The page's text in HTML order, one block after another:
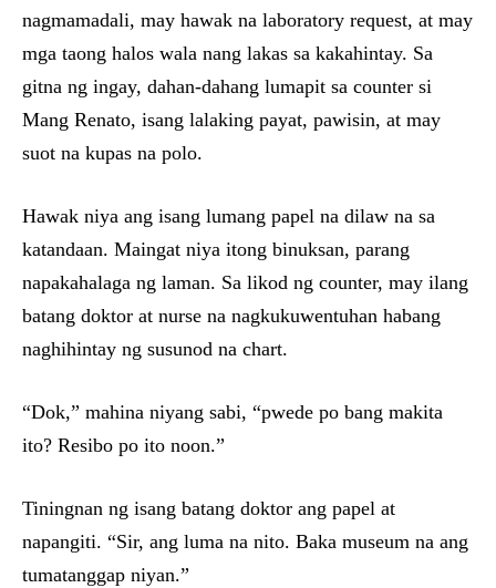
nagmamadali, may hawak na laboratory request, at may
mga taong halos wala nang lakas sa kakahintay. Sa
gitna ng ingay, dahan-dahang lumapit sa counter si
Mang Renato, isang lalaking payat, pawisin, at may
suot na kupas na polo.
Hawak niya ang isang lumang papel na dilaw na sa
katandaan. Maingat niya itong binuksan, parang
napakahalaga ng laman. Sa likod ng counter, may ilang
batang doktor at nurse na nagkukuwentuhan habang
naghihintay ng susunod na chart.
“Dok,” mahina niyang sabi, “pwede po bang makita
ito? Resibo po ito noon.”
Tiningnan ng isang batang doktor ang papel at
napangiti. “Sir, ang luma na nito. Baka museum na ang
tumatanggap niyan.”